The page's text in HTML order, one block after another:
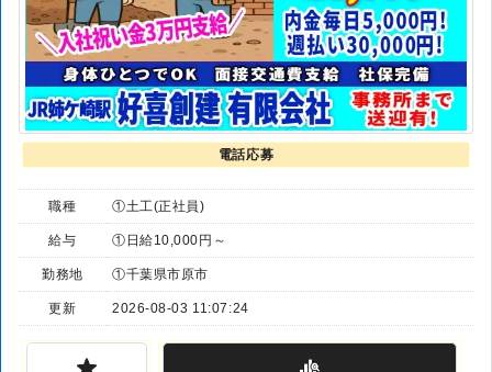
電話応募
職種 ①土工(正社員)
給与 ①日給10,000円～
勤務地 ①千葉県市原市
更新 2026-08-03 11:07:24